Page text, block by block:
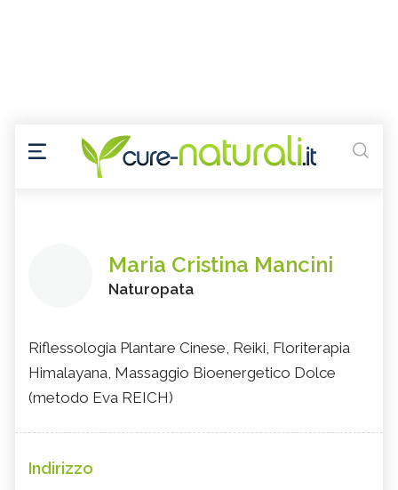
Maria Cristina Mancini
Naturopata
Riflessologia Plantare Cinese, Reiki, Floriterapia
Himalayana, Massaggio Bioenergetico Dolce
(metodo Eva REICH)
Indirizzo